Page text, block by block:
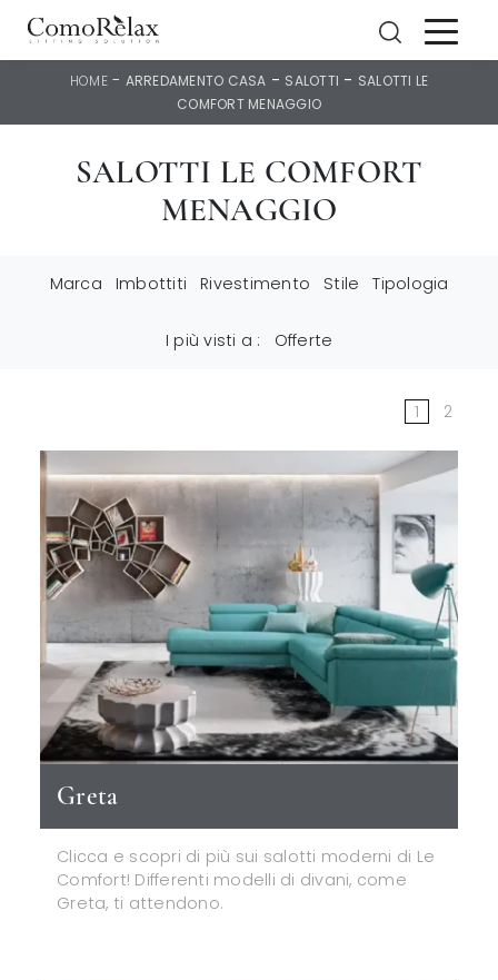
HOME- ARREDAMENTO CASA - SALOTTI - SALOTTI LE
COMFORT MENAGGIO
SALOTTI LE COMFORT
MENAGGIO
Marca Imbottiti Rivestimento Stile Tipologia
I più visti a : Offerte
1 2
Greta
Clicca e scopri di più sui salotti moderni di Le
Comfort! Differenti modelli di divani, come
Greta, ti attendono.